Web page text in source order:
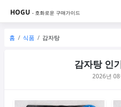
HOGU - 호화로운 구매가이드
홈 식품 감자탕
감자탕 인
2026년 08